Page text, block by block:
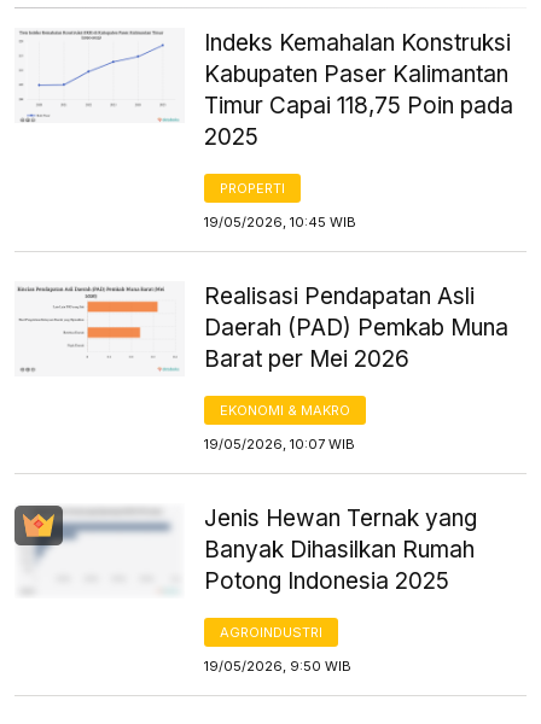
Indeks Kemahalan Konstruksi
Kabupaten Paser Kalimantan
Timur Capai 118,75 Poin pada
2025
PROPERTI
19/05/2026, 10:45 WIB
Realisasi Pendapatan Asli
Daerah (PAD) Pemkab Muna
Barat per Mei 2026
EKONOMI & MAKRO
19/05/2026, 10:07 WIB
Jenis Hewan Ternak yang
Banyak Dihasilkan Rumah
Potong Indonesia 2025
AGROINDUSTRI
19/05/2026, 9:50 WIB